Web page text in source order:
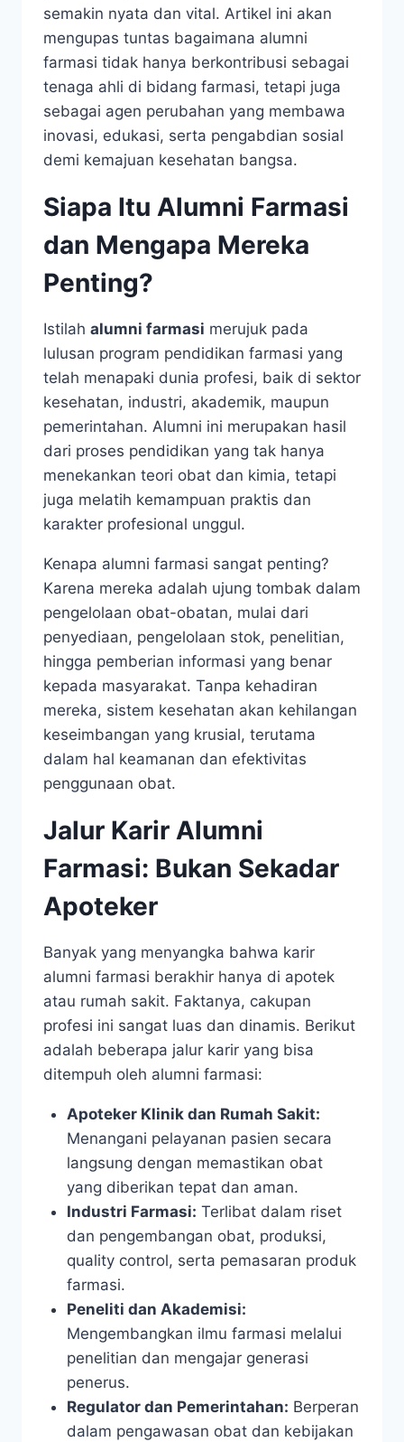
semakin nyata dan vital. Artikel ini akan
mengupas tuntas bagaimana alumni
farmasi tidak hanya berkontribusi sebagai
tenaga ahli di bidang farmasi, tetapi juga
sebagai agen perubahan yang membawa
inovasi, edukasi, serta pengabdian sosial
demi kemajuan kesehatan bangsa.
Siapa Itu Alumni Farmasi
dan Mengapa Mereka
Penting?
Istilah alumni farmasi merujuk pada
lulusan program pendidikan farmasi yang
telah menapaki dunia profesi, baik di sektor
kesehatan, industri, akademik, maupun
pemerintahan. Alumni ini merupakan hasil
dari proses pendidikan yang tak hanya
menekankan teori obat dan kimia, tetapi
juga melatih kemampuan praktis dan
karakter profesional unggul.
Kenapa alumni farmasi sangat penting?
Karena mereka adalah ujung tombak dalam
pengelolaan obat-obatan, mulai dari
penyediaan, pengelolaan stok, penelitian,
hingga pemberian informasi yang benar
kepada masyarakat. Tanpa kehadiran
mereka, sistem kesehatan akan kehilangan
keseimbangan yang krusial, terutama
dalam hal keamanan dan efektivitas
penggunaan obat.
Jalur Karir Alumni
Farmasi: Bukan Sekadar
Apoteker
Banyak yang menyangka bahwa karir
alumni farmasi berakhir hanya di apotek
atau rumah sakit. Faktanya, cakupan
profesi ini sangat luas dan dinamis. Berikut
adalah beberapa jalur karir yang bisa
ditempuh oleh alumni farmasi:
Apoteker Klinik dan Rumah Sakit:
Menangani pelayanan pasien secara
langsung dengan memastikan obat
yang diberikan tepat dan aman.
Industri Farmasi: Terlibat dalam riset
dan pengembangan obat, produksi,
quality control, serta pemasaran produk
farmasi.
Peneliti dan Akademisi:
Mengembangkan ilmu farmasi melalui
penelitian dan mengajar generasi
penerus.
Regulator dan Pemerintahan: Berperan
dalam pengawasan obat dan kebijakan